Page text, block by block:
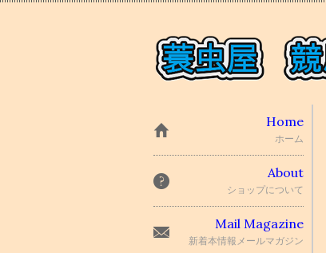
Home
ホーム
About
ショップについて
Mail Magazine
新着本情報メールマガジン